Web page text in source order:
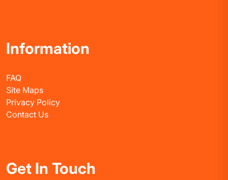
Information
FAQ
Site Maps
Privacy Policy
Contact Us
Get In Touch